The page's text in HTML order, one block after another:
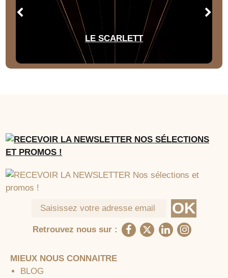
LE SCARLETT
Retrouvez nous sur :
MIEUX NOUS CONNAITRE
BLOG